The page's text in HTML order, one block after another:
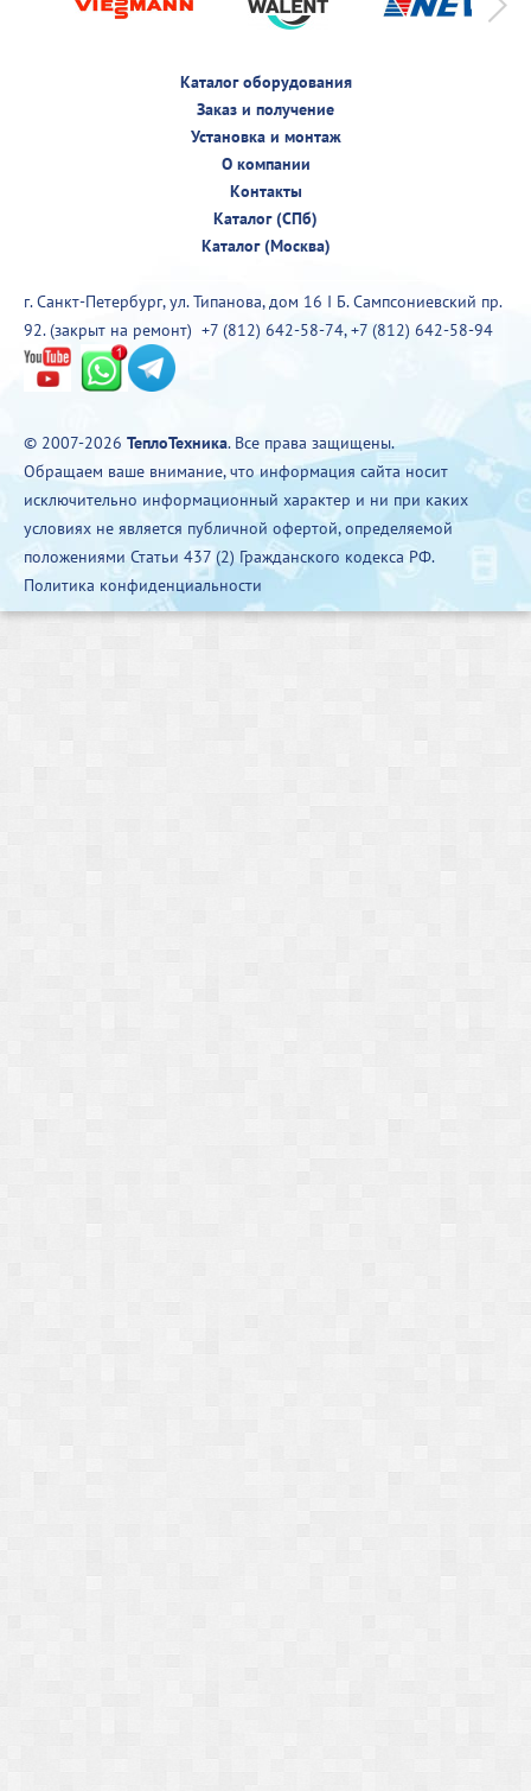
Каталог оборудования
Заказ и получение
Установка и монтаж
О компании
Контакты
Каталог (СПб)
Каталог (Москва)
г. Санкт-Петербург, ул. Типанова, дом 16 I Б. Сампсониевский пр.
92. (закрыт на ремонт) +7 (812) 642-58-74,+7 (812) 642-58-94
© 2007-2026 ТеплоТехника. Все права защищены.
Обращаем ваше внимание, что информация сайта носит
исключительно информационный характер и ни при каких
условиях не является публичной офертой, определяемой
положениями Статьи 437 (2) Гражданского кодекса РФ.
Политика конфиденциальности